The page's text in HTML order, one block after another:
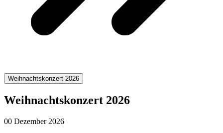
Weihnachtskonzert 2026
Weihnachtskonzert 2026
00 Dezember 2026